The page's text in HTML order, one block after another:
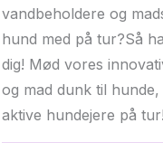
pris
var:
kr.
vandbeholdere og
hund med på tur?Så
dig! Mød vores
og mad dunk til
aktive hundejere på